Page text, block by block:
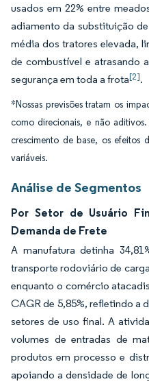
usados em 22% entre
adiamento da substituição
média dos tratores elevada,
de combustível e atrasando
segurança em toda a frota[2].
*Nossas previsões tratam os
como direcionais, e não
crescimento de base, os efeitos
variáveis.
Análise de Segmentos
Por Setor de Usuário
Demanda de Frete
A manufatura detinha
transporte rodoviário de
enquanto o comércio
CAGR de 5,85%, refletindo a
setores de uso final. A
volumes de entradas de
produtos em processo e
apoiando a densidade de